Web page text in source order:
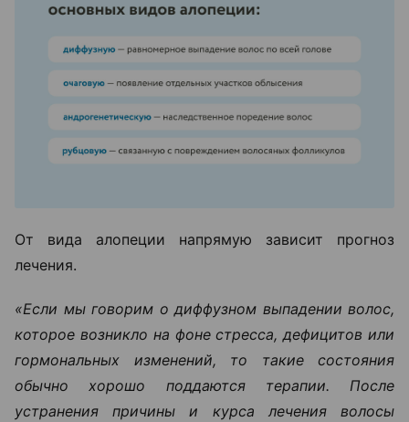
От вида алопеции напрямую зависит прогноз
лечения.
«Если мы говорим о диффузном выпадении волос,
которое возникло на фоне стресса, дефицитов или
гормональных изменений, то такие состояния
обычно хорошо поддаются терапии. После
устранения причины и курса лечения волосы